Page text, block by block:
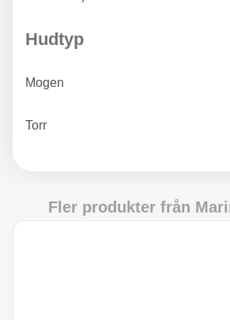
Hudtyp
Mogen
Torr
Fler produkter från